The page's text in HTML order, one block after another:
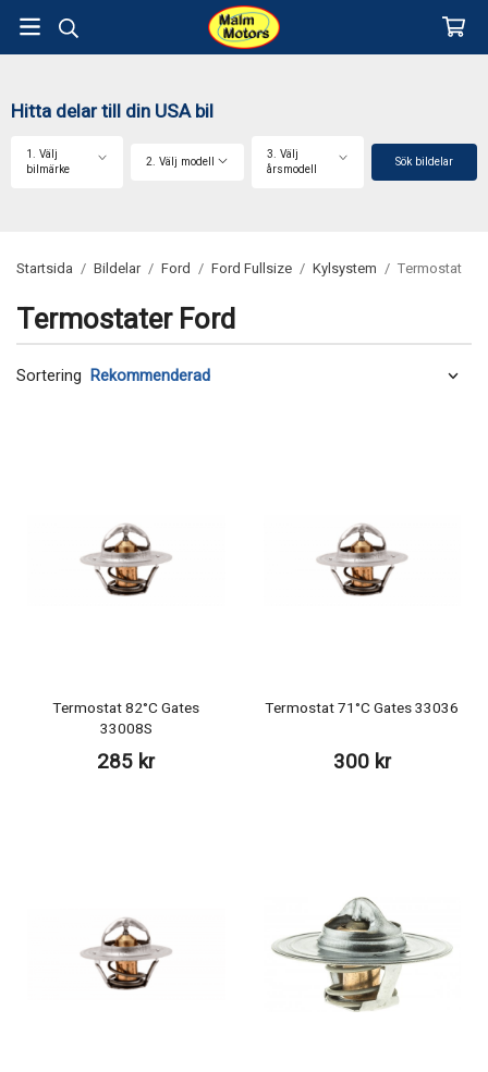
Hitta delar till din USA bil
1. Välj
bilmärke
2. Välj modell
3. Välj
årsmodell
Sök bildelar
Startsida / Bildelar / Ford / Ford Fullsize / Kylsystem / Termostat
Termostater Ford
Sortering
Termostat 82°C Gates
33008S
285 kr
Termostat 71°C Gates 33036
300 kr